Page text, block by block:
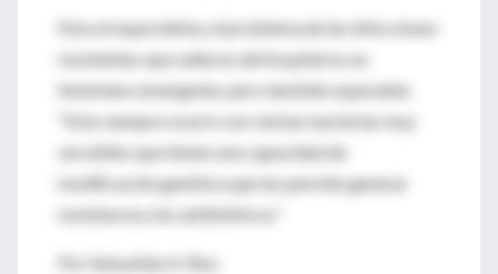
Para el especialista, el problema de las infecciones
resistentes que salieron del hospital es un
fenómeno emergente, pero también esperable:
"Esto siempre ocurre con ciertas bacterias muy
versátiles que tienen una capacidad de
modificación genética que les permite generar
resistencia a los antibióticos."
Por Sebastián A. Ríos